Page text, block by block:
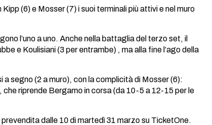
(6) e Mosser (7) i suoi terminali più attivi e nel muro
l’uno a uno. Anche nella battaglia del terzo set, il
e Koulisiani (3 per entrambe) , ma alla fine l’ago della
segno (2 a muro), con la complicità di Mosser (6):
che riprende Bergamo in corsa (da 10-5 a 12-15 per le
dalle 10 di martedì 31 marzo su TicketOne.